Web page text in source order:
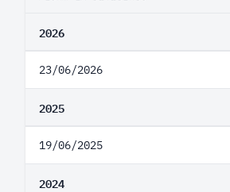
2026
23/06/2026
2025
19/06/2025
2024